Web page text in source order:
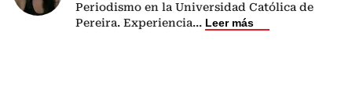
Periodismo en la Universidad Católica de
Pereira. Experiencia... Leer más